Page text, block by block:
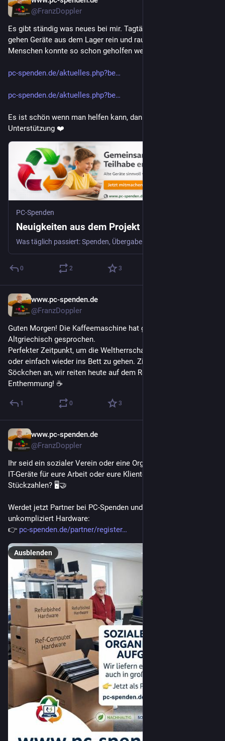
@FranzDoppler
Es gibt ständig was neues bei mir. Tagtäglich kommen und
gehen Geräte aus dem Lager rein und raus, tausenden
Menschen konnte so schon geholfen werden.
pc-spenden.de/aktuelles.php?be
pc-spenden.de/aktuelles.php?be
Es ist schön wenn man helfen kann, danke für die
Unterstützung ❤️
PC-Spenden
Neuigkeiten aus dem Projekt | PC-Spenden
0 2 3
www.pc-spenden.de
@FranzDoppler
Guten Morgen! Die Kaffeemaschine hat gerade mit mir auf
Altgriechisch gesprochen.
Perfekter Zeitpunkt, um die Weltherrschaft an sich zu reißen
oder einfach wieder ins Bett zu gehen. Zieht euch dünne
Söckchen an, wir reiten heute auf dem Regenbogen der
Enthemmung! ☕
1 0 3
www.pc-spenden.de
@FranzDoppler
Ihr seid ein sozialer Verein oder eine Organisation und braucht
IT-Geräte für eure Arbeit oder eure Klienten – auch in größeren
Stückzahlen? 🖥️🤝
Werdet jetzt Partner bei PC-Spenden und sichert euch
unkompliziert Hardware:
👉 pc-spenden.de/partner/register
Ausblenden